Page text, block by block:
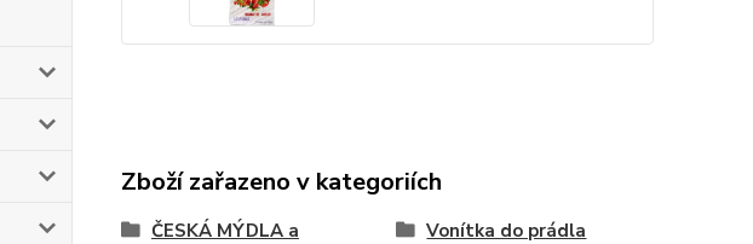
Zboží zařazeno v kategoriích
ČESKÁ MÝDLA a
Vonítka do prádla